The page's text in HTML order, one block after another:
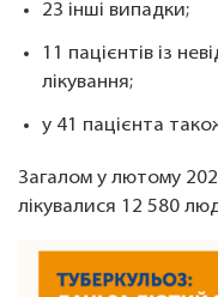
23 інші випадки;
11 пацієнтів із
лікування;
у 41 пацієнта
Загалом у лютому
лікувалися 12 580